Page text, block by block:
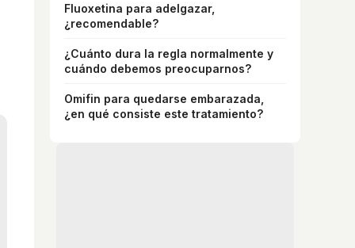
Fluoxetina para adelgazar,
¿recomendable?
¿Cuánto dura la regla normalmente y
cuándo debemos preocuparnos?
Omifin para quedarse embarazada,
¿en qué consiste este tratamiento?